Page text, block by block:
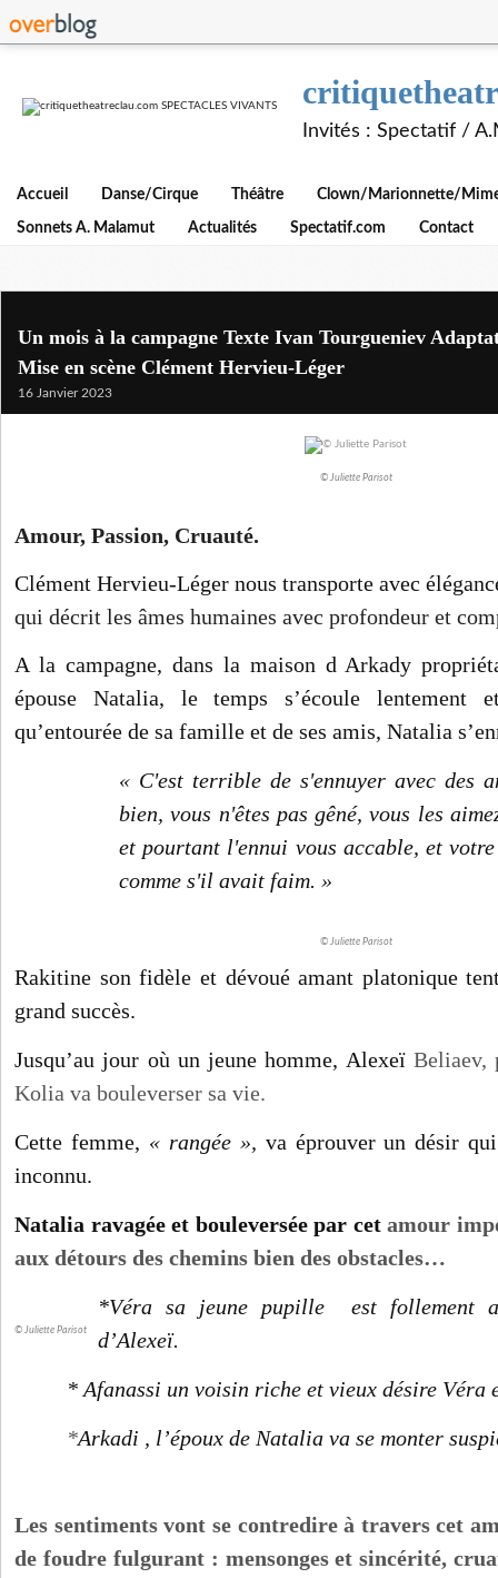
Invités : Spectatif /
Accueil Danse/Cirque Théâtre Clown/Marionnette/
Sonnets A. Malamut Actualités Spectatif.com Contact
Un mois à la campagne Texte Ivan Tourgueniev
Mise en scène Clément Hervieu-Léger
16 Janvier 2023
© Juliette Parisot
Amour, Passion, Cruauté.
Clément Hervieu-Léger nous transporte avec
qui décrit les âmes humaines avec profondeur et
A la campagne, dans la maison d Arkady
épouse Natalia, le temps s’écoule lentement
qu’entourée de sa famille et de ses amis, Natalia
« C'est terrible de s'ennuyer avec des
bien, vous n'êtes pas gêné, vous les
et pourtant l'ennui vous accable, et
comme s'il avait faim. »
© Juliette Parisot
Rakitine son fidèle et dévoué amant platonique
grand succès.
Jusqu’au jour où un jeune homme, Alexeï Beliaev,
Kolia va bouleverser sa vie.
Cette femme, « rangée », va éprouver un désir
inconnu.
Natalia ravagée et bouleversée par cetamour
aux détours des chemins bien des obstacles…
© Juliette Parisot
*Véra sa jeune pupille est follement
d’Alexeï.
* Afanassi un voisin riche et vieux désire Véra
*Arkadi , l’époux de Natalia va se monter
Les sentiments vont se contredire à travers cet
de foudre fulgurant : mensonges et sincérité,